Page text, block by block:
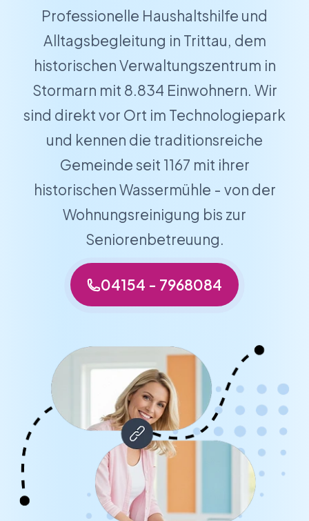
Professionelle Haushaltshilfe und
Alltagsbegleitung in Trittau, dem
historischen Verwaltungszentrum in
Stormarn mit 8.834 Einwohnern. Wir
sind direkt vor Ort im Technologiepark
und kennen die traditionsreiche
Gemeinde seit 1167 mit ihrer
historischen Wassermühle - von der
Wohnungsreinigung bis zur
Seniorenbetreuung.
04154 - 7968084